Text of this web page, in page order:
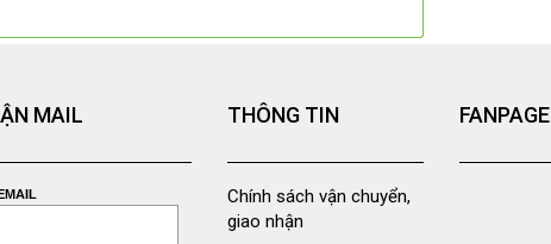
MAIL THÔNG TIN
Chính sách vận chuyển,
giao nhận
FANPAGE